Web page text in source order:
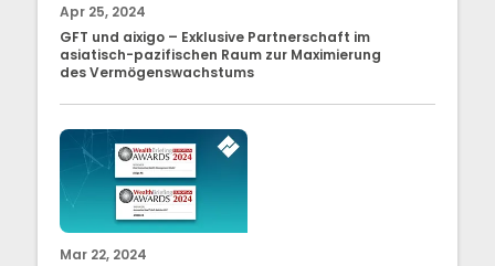
Apr 25, 2024
GFT und aixigo – Exklusive Partnerschaft im
asiatisch-pazifischen Raum zur Maximierung
des Vermögenswachstums
Mar 22, 2024